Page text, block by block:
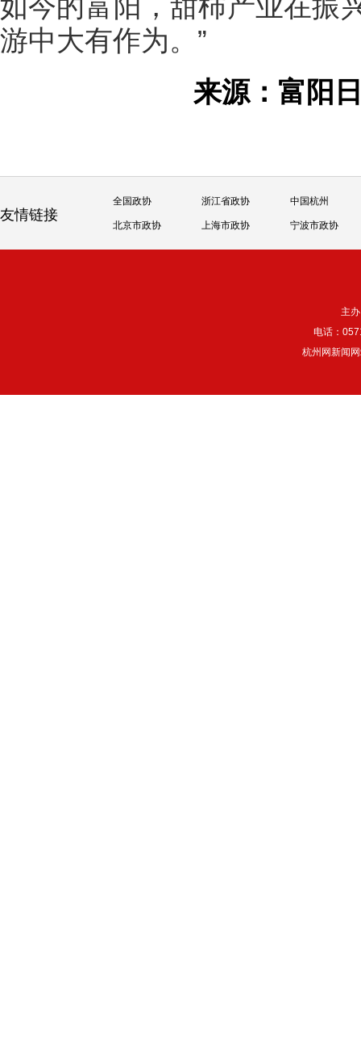
游中大有作为。”
来源：富
友情链接
全国政协 浙江省政协 中国杭州
北京市政协 上海市政协 宁波市政协
主
电话：
杭州网新闻